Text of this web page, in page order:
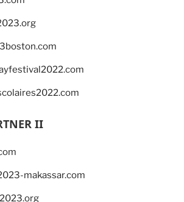
II
makassar.com